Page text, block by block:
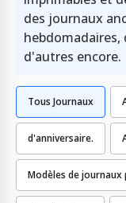
des journaux
d'autres encore.
Tous Journaux
d'anniversaire.
Modèles de journaux